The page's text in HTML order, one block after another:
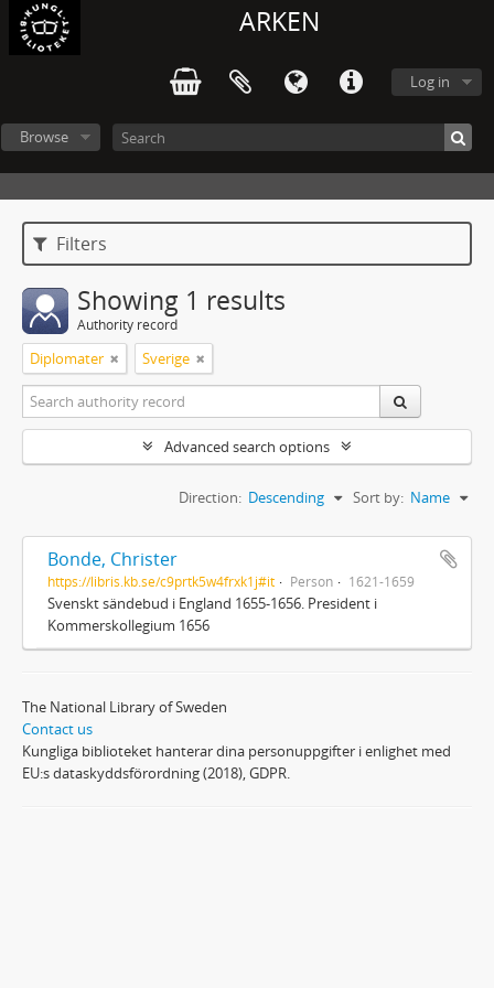
ARKEN
Log in
Browse
Filters
Showing 1 results
Authority record
Diplomater Sverige
Advanced search options
Sort by: Name
Direction: Descending
Bonde, Christer
https://libris.kb.se/c9prtk5w4frxk1j#it Person 1621-1659
Svenskt sändebud i England 1655-1656. President i
Kommerskollegium 1656
The National Library of Sweden
Contact us
Kungliga biblioteket hanterar dina personuppgifter i enlighet med
EU:s dataskyddsförordning (2018), GDPR.